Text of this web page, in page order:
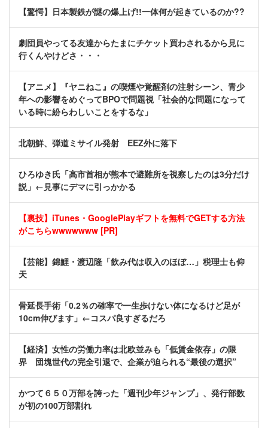
【驚愕】日本製鉄が謎の爆上げ!!一体何が起きているのか??
劇団員やってる友達からたまにチケット買わされるから見に
行くんやけどさ・・・
【アニメ】『ヤニねこ』の喫煙や覚醒剤の注射シーン、青少
年への影響をめぐってBPOで問題視「社会的な問題になって
いる時に紛らわしいことをするな」
北朝鮮、弾道ミサイル発射 EEZ外に落下
ひろゆき氏「高市首相が熊本で避難所を視察したのは3分だけ
説」←見事にデマに引っかかる
【裏技】iTunes・GooglePlayギフトを無料でGETする方法
がこちらwwwwwww [PR]
【芸能】錦鯉・渡辺隆「飲み代は収入のほぼ…」税理士も仰
天
骨延長手術「0.2％の確率で一生歩けない体になるけど足が
10cm伸びます」←コスパ良すぎるだろ
【経済】女性の労働力率は北欧並みも「低賃金依存」の限
界 団塊世代の完全引退で、企業が迫られる“最後の選択”
かつて６５０万部を誇った「週刊少年ジャンプ」、発行部数
が初の100万部割れ